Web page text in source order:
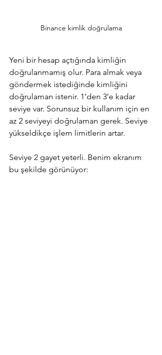
Binance kimlik doğrulama
Yeni bir hesap açtığında kimliğin
doğrulanmamış olur. Para almak veya
göndermek istediğinde kimliğini
doğrulaman istenir. 1’den 3’e kadar
seviye var. Sorunsuz bir kullanım için en
az 2 seviyeyi doğrulaman gerek. Seviye
yükseldikçe işlem limitlerin artar.
Seviye 2 gayet yeterli. Benim ekranım
bu şekilde görünüyor: